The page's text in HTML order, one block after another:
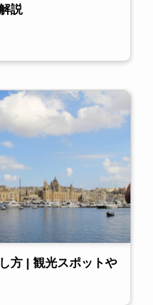
説
方 | 観光スポットや